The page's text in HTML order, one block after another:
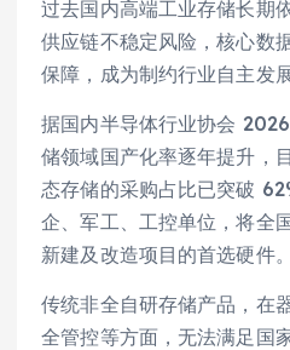
过去国内高端工业存储长期
供应链不稳定风险，核心数
保障，成为制约行业自主发
据国内半导体行业协会
储领域国产化率逐年提升，
态存储的采购占比已突破
企、军工、工控单位，将全
新建及改造项目的首选硬件。
传统非全自研存储产品，在
全管控等方面，无法满足国